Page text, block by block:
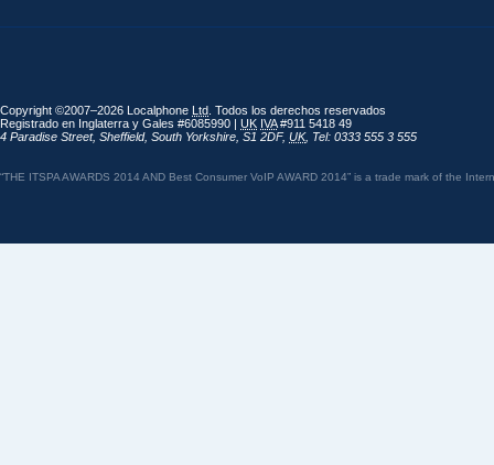
Copyright ©2007–2026 Localphone Ltd . Todos los derechos reservados
Registrado en Inglaterra y Gales #6085990 | UK IVA#911 5418 49
4 Paradise Street, Sheffield, South Yorkshire S1 2DF, UK, Tel: 0333 555 3 555
“THE ITSPA AWARDS 2014 AND Best Consumer VoIP AWARD 2014” is a trade mark of the